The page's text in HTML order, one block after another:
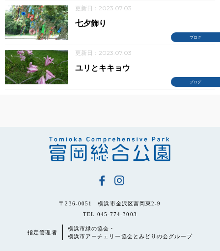
更新日：2023.07.03
ブログ
七夕飾り
更新日：2023.07.03
ブログ
ユリとキキョウ
〒236-0051 横浜市金沢区富岡東2-9
TEL 045-774-3003
指定管理者
横浜市緑の協会・
横浜市アーチェリー協会とみどりの会グループ